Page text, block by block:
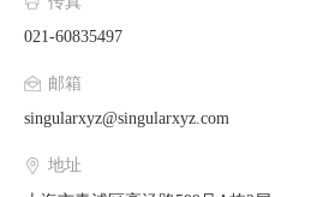
021-60835497
邮箱
singularxyz@singularxyz.com
地址